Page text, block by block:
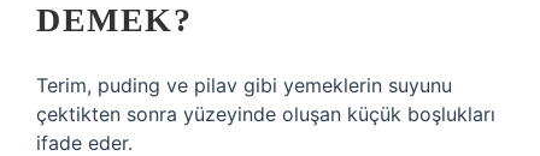
DEMEK?
Terim, puding ve pilav gibi yemeklerin suyunu
çektikten sonra yüzeyinde oluşan küçük boşlukları
ifade eder.